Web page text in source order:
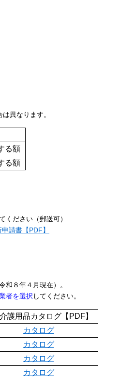
異なります。
る額
る額
ください（郵送可）
請書【PDF】
和８年４月現在）。
者を選択 してください。
護用品カタログ【PDF】
カタログ
カタログ
カタログ
カタログ